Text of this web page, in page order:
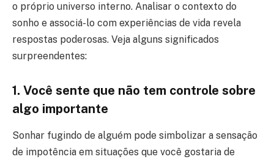
o próprio universo interno. Analisar o contexto do
sonho e associá-lo com experiências de vida revela
respostas poderosas. Veja alguns significados
surpreendentes:
1. Você sente que não tem controle sobre
algo importante
Sonhar fugindo de alguém pode simbolizar a sensação
de impotência em situações que você gostaria de